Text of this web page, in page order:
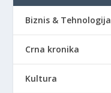
Biznis & Tehnologija
Crna kronika
Kultura